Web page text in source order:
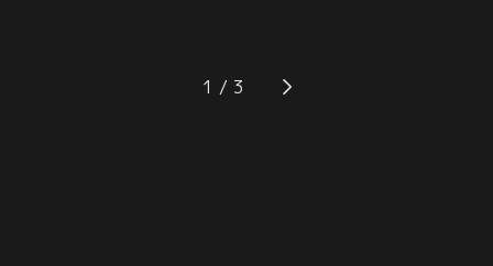
は、どれもモモの想像を超えるもの
だった。さらに美弦は、混乱するモ
陽桜莉たちは、思い思いの時を過ご
す…。その頃、より強くなることを
1